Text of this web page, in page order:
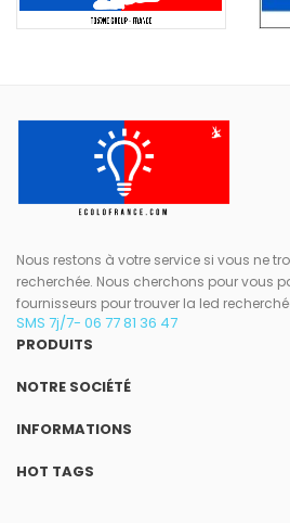
Nous restons à votre service si vous ne
recherchée. Nous cherchons pour vous
fournisseurs pour trouver la led
SMS 7j/7- 06 77 81 36 47
PRODUITS
NOTRE SOCIÉTÉ
INFORMATIONS
HOT TAGS